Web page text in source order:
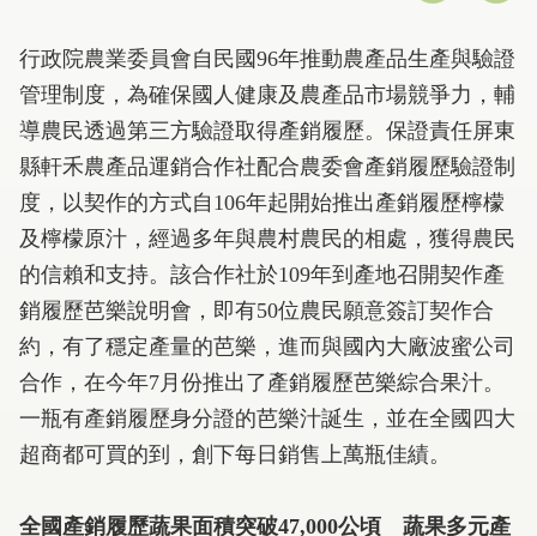
行政院農業委員會自民國96年推動農產品生產與驗證
管理制度，為確保國人健康及農產品市場競爭力，輔
導農民透過第三方驗證取得產銷履歷。保證責任屏東
縣軒禾農產品運銷合作社配合農委會產銷履歷驗證制
度，以契作的方式自106年起開始推出產銷履歷檸檬
及檸檬原汁，經過多年與農村農民的相處，獲得農民
的信賴和支持。該合作社於109年到產地召開契作產
銷履歷芭樂說明會，即有50位農民願意簽訂契作合
約，有了穩定產量的芭樂，進而與國內大廠波蜜公司
合作，在今年7月份推出了產銷履歷芭樂綜合果汁。
一瓶有產銷履歷身分證的芭樂汁誕生，並在全國四大
超商都可買的到，創下每日銷售上萬瓶佳績。
全國產銷履歷蔬果面積突破47,000公頃 蔬果多元產